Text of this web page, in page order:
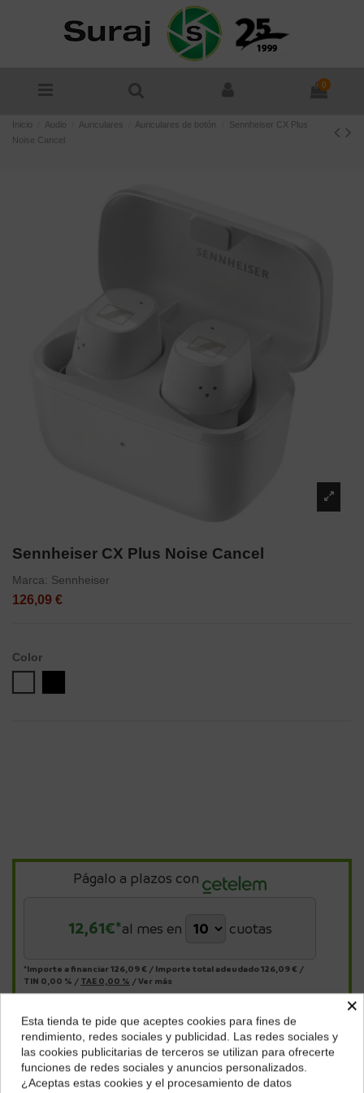
0
Inicio Audio Auriculares Auriculares de botón
Sennheiser CX Plus
Noise Cancel
Sennheiser CX Plus Noise Cancel
Marca: Sennheiser
126,09 €
Color
Págalo a plazos con
12,61€*al mes en cuotas
*Importe a financiar 126,09 € / Importe total adeudado126,09 € /
TIN 0,00 % / TAE 0,00 % /Ver más
Descripción
Tipos de
producto
Auriculares inalámbricos, Auriculares
cancelación ruido, Auriculares True Wireless
¿Dónde deseas recibir tu pedido?
Selecciona tu ubicación para mostrarte los precios e
impuestos correctos para tu región.
×
Esta tienda te pide que aceptes cookies para fines de
rendimiento, redes sociales y publicidad. Las redes sociales y
las cookies publicitarias de terceros se utilizan para ofrecerte
funciones de redes sociales y anuncios personalizados.
¿Aceptas estas cookies y el procesamiento de datos